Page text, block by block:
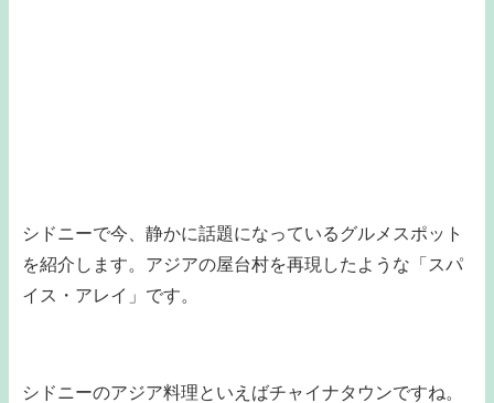
シドニーで今、静かに話題になっているグルメスポット
を紹介します。アジアの屋台村を再現したような「スパ
イス・アレイ」です。
シドニーのアジア料理といえばチャイナタウンですね。